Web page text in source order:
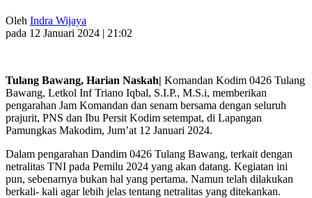
Oleh Indra Wijaya
pada 12 Januari 2024 | 21:02
Tulang Bawang, Harian Naskah| Komandan Kodim 0426 Tulang
Bawang, Letkol Inf Triano Iqbal, S.I.P., M.S.i, memberikan
pengarahan Jam Komandan dan senam bersama dengan seluruh
prajurit, PNS dan Ibu Persit Kodim setempat, di Lapangan
Pamungkas Makodim, Jum’at 12 Januari 2024.
Dalam pengarahan Dandim 0426 Tulang Bawang, terkait dengan
netralitas TNI pada Pemilu 2024 yang akan datang. Kegiatan ini
pun, sebenarnya bukan hal yang pertama. Namun telah dilakukan
berkali- kali agar lebih jelas tentang netralitas yang ditekankan.